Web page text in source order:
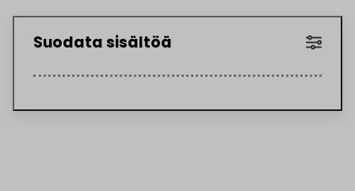
Suodata sisältöä